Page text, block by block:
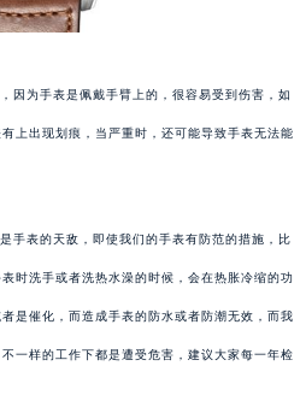
为手表是佩戴手臂上的，很容易受到伤害，如
上出现划痕，当严重时，还可能导致手表无法能
表的天敌，即使我们的手表有防范的措施，比
时洗手或者洗热水澡的时候，会在热胀冷缩的功
是催化，而造成手表的防水或者防潮无效，而我
一样的工作下都是遭受危害，建议大家每一年检